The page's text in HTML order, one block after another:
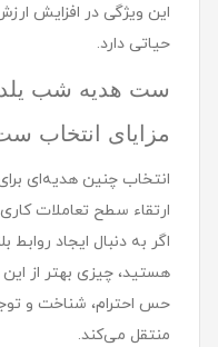
این ویژگی در افزایش
حیاتی دارد.
ست هديه شب
مزایای انتخاب
انتخاب چنین هدیه‌ای
ارتقاء سطح تعاملات
اگر به دنبال ایجاد
هستید، چیزی بهتر از این
حس احترام، شناخت و
منتقل می‌کند.